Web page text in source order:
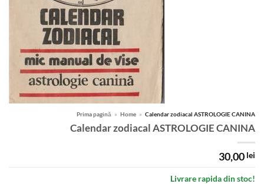
Prima pagină » Home » Calendar zodiacal ASTROLOGIE CANINA
Calendar zodiacal ASTROLOGIE CANINA
30,00 lei
Livrare rapida din stoc!